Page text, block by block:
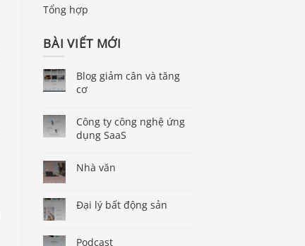
Tổng hợp
BÀI VIẾT MỚI
Blog giảm cân và tăng
cơ
Công ty công nghệ ứng
dụng SaaS
Nhà văn
Đại lý bất động sản
Podcast